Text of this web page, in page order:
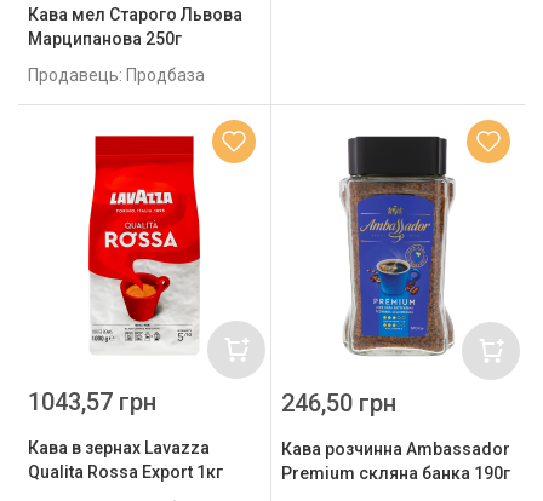
Кава мел Старого Львова
Марципанова 250г
Продавець: Продбаза
Кава в зернах Lavazza
Qualita Rossa Export 1кг
1043,57 грн
Кава розчинна Ambassador
Premium скляна банка 190г
246,50 грн